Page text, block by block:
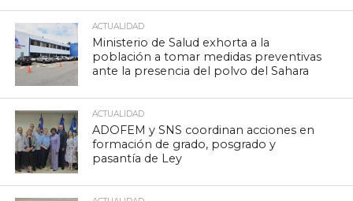
ACTUALIDAD
Ministerio de Salud exhorta a la
población a tomar medidas preventivas
ante la presencia del polvo del Sahara
ACTUALIDAD
ADOFEM y SNS coordinan acciones en
formación de grado, posgrado y
pasantía de Ley